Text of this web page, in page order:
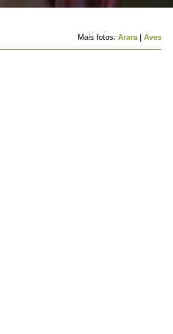
Mais fotos: Arara| Aves